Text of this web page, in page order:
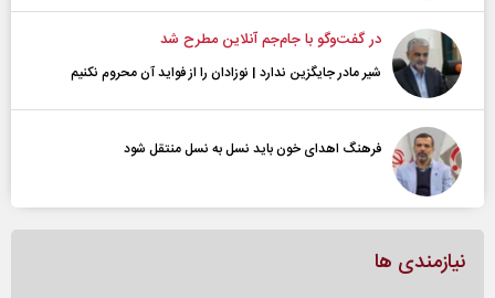
در گفت‌و‌گو با جام‌جم آنلاین مطرح شد
شیر مادر جایگزین ندارد | نوزادان را از فواید آن محروم نکنیم
فرهنگ اهدای خون باید نسل به نسل منتقل شود
نیازمندی ها